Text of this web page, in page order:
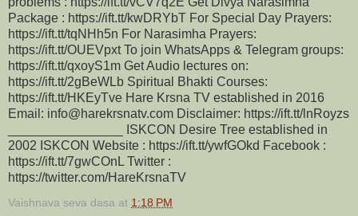
Package : https://ift.tt/kwDRYbT For Special Day Prayers:
https://ift.tt/tqNHh5n For Narasimha Prayers:
https://ift.tt/OUEVpxt To join WhatsApps & Telegram groups:
https://ift.tt/qxoyS1m Get Audio lectures on:
https://ift.tt/2gBeWLb Spiritual Bhakti Courses:
https://ift.tt/HKEyTve Hare Krsna TV established in 2016
Email: info@harekrsnatv.com Disclaimer: https://ift.tt/lnRoyzs
________________ ISKCON Desire Tree established in
2002 ISKCON Website : https://ift.tt/ywfGOkd Facebook :
https://ift.tt/7gwCOnL Twitter :
https://twitter.com/HareKrsnaTV
Vaishnava seva dasa at 1:18 PM